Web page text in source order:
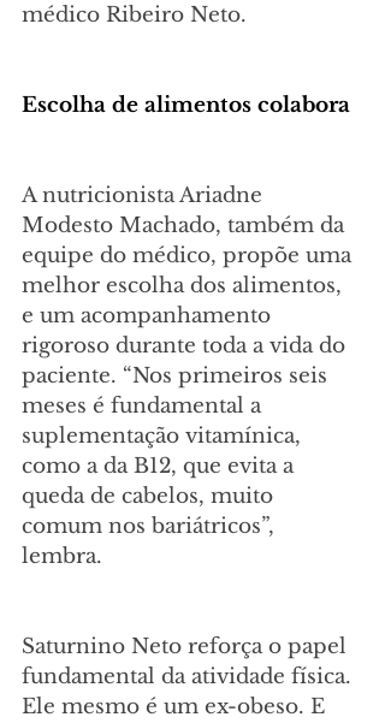
médico Ribeiro Neto.
Escolha de alimentos colabora
A nutricionista Ariadne
Modesto Machado, também da
equipe do médico, propõe uma
melhor escolha dos alimentos,
e um acompanhamento
rigoroso durante toda a vida do
paciente. “Nos primeiros seis
meses é fundamental a
suplementação vitamínica,
como a da B12, que evita a
queda de cabelos, muito
comum nos bariátricos”,
lembra.
Saturnino Neto reforça o papel
fundamental da atividade física.
Ele mesmo é um ex-obeso. E